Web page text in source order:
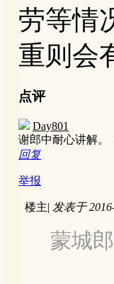
劳等情
重则会
点评
Day801
谢郎中耐心讲解。
回复
举报
楼主| 发表于
蒙城